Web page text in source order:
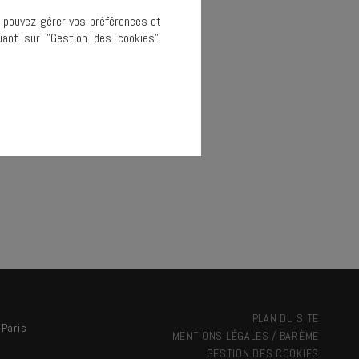
PLAN DU SITE
MENTIONS LÉGALES / BARÈME
GESTION DES COOKIES
gérer vos préférences et
sur "Gestion des cookies".